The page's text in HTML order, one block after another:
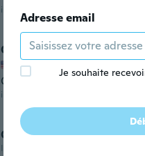
il y a 5 ans
Cindy
Inscrit depuis 2020 · 23 avis · 2
Cute! Arrived 2 weeks early!
il y a 5 ans
Carolina
Inscrit depuis 2020
Adresse email
Je souhaite